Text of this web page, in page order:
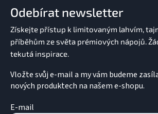
Odebírat newsletter
Vložte svůj e-mail a my vám budeme
nových produktech na našem e-shopu.
E-mail